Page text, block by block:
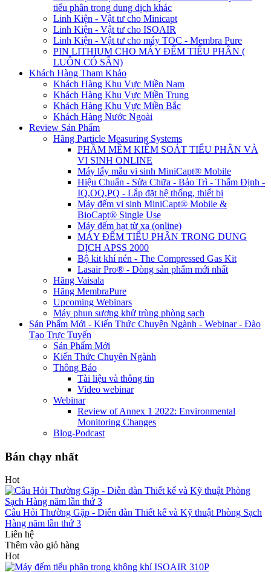
tiểu phân trong dung dịch khác
Linh Kiện - Vật tư cho Minicapt
Linh Kiện - Vật tư cho ISOAIR
Linh Kiện - Vật tư cho máy TOC - Membra Pure
PIN LITHIUM CHO MÁY ĐẾM TIỂU PHÂN (
LUÔN CÓ SẴN)
Khách Hàng Tham Khảo
Khách Hàng Khu Vực Miền Nam
Khách Hàng Khu Vực Miền Trung
Khách Hàng Khu Vực Miền Bắc
Khách Hàng Nước Ngoài
Review Sản Phẩm
Hãng Particle Measuring Systems
PHẦM MỀM KIỂM SOÁT TIỂU PHÂN VÀ
VI SINH ONLINE
Máy lấy mẫu vi sinh MiniCapt® Mobile
Hiệu Chuẩn - Sửa Chữa - Bảo Trì - Thẩm Định -
IQ,OQ,PQ - Lắp đặt hệ thống, thiết bị
Máy đếm vi sinh MiniCapt® Mobile &
BioCapt® Single Use
Máy đếm hạt từ xa (online)
MÁY ĐẾM TIỂU PHÂN TRONG DUNG
DỊCH APSS 2000
Bộ kit khí nén - The Compressed Gas Kit
Lasair Pro® - Dòng sản phẩm mới nhất
Hãng Vaisala
Hãng MembraPure
Upcoming Webinars
Máy phun sương khử trùng phòng sạch
Sản Phẩm Mới - Kiến Thức Chuyên Ngành - Webinar - Đào
Tạo Trực Tuyến
Sản Phẩm Mới
Kiến Thức Chuyên Ngành
Thông Báo
Tài liệu và thông tin
Video webinar
Webinar
Review of Annex 1 2022: Environmental
Monitoring Changes
Blog-Podcast
Bán chạy nhất
Hot
Câu Hỏi Thường Gặp - Diễn đàn Thiết kế và Kỹ thuật Phòng Sạch
Hàng năm lần thứ 3
Liên hệ
Thêm vào giỏ hàng
Hot